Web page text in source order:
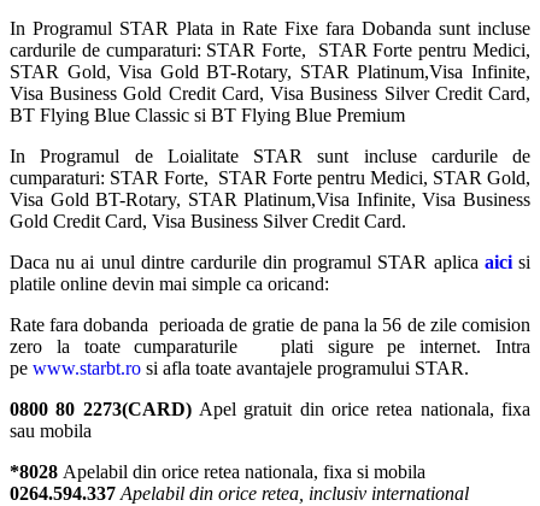
In Programul STAR Plata in Rate Fixe fara Dobanda sunt incluse
cardurile de cumparaturi: STAR Forte, STAR Forte pentru Medici,
STAR Gold, Visa Gold BT-Rotary, STAR Platinum,Visa Infinite,
Visa Business Gold Credit Card, Visa Business Silver Credit Card,
BT Flying Blue Classic si BT Flying Blue Premium
In Programul de Loialitate STAR sunt incluse cardurile de
cumparaturi: STAR Forte, STAR Forte pentru Medici, STAR Gold,
Visa Gold BT-Rotary, STAR Platinum,Visa Infinite, Visa Business
Gold Credit Card, Visa Business Silver Credit Card.
Daca nu ai unul dintre cardurile din programul STAR aplica aicisi
platile online devin mai simple ca oricand:
Rate fara dobanda perioada de gratie de pana la 56 de zile comision
zero la toate cumparaturile plati sigure pe internet. Intra
pe www.starbt.ro si afla toate avantajele programului STAR.
0800 80 2273(CARD)Apel gratuit din orice retea nationala, fixa
sau mobila
*8028 Apelabil din orice retea nationala, fixa si mobila
0264.594.337 Apelabil din orice retea, inclusiv international